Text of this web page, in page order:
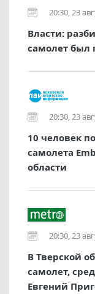
20:30, 23
Власти:
самолет был
20:30, 23
10 человек
самолета
области
20:30, 23
В Тверской
самолет,
Евгений